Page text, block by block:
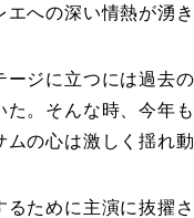
エへの深い情熱が湧き
ージに立つには過去
た。そんな時、今年
ムの心は激しく揺れ
るために主演に抜擢